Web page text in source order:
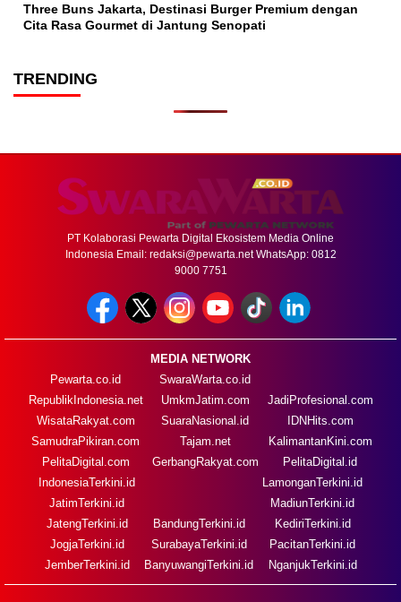
Three Buns Jakarta, Destinasi Burger Premium dengan
Cita Rasa Gourmet di Jantung Senopati
TRENDING
PT Kolaborasi Pewarta Digital Ekosistem Media Online
Indonesia Email: redaksi@pewarta.netWhatsApp: 0812
9000 7751
MEDIA NETWORK
Pewarta.co.id
RepublikIndonesia.net
WisataRakyat.com
SamudraPikiran.com
PelitaDigital.com
SwaraWarta.co.id
UmkmJatim.com
SuaraNasional.id
Tajam.net
GerbangRakyat.com
JadiProfesional.com
IDNHits.com
KalimantanKini.com
PelitaDigital.id
IndonesiaTerkini.id
JatimTerkini.id
JatengTerkini.id
JogjaTerkini.id
JemberTerkini.id
BandungTerkini.id
SurabayaTerkini.id
BanyuwangiTerkini.id
LamonganTerkini.id
MadiunTerkini.id
KediriTerkini.id
PacitanTerkini.id
NganjukTerkini.id